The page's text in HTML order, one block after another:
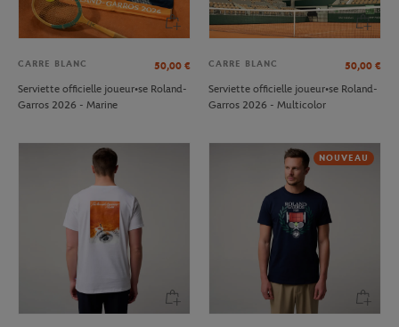
CARRE BLANC 50,00 €
Serviette officielle joueur•se Roland-
Garros 2026 - Marine
CARRE BLANC 50,00 €
Serviette officielle joueur•se Roland-
Garros 2026 - Multicolor
NOUVEAU